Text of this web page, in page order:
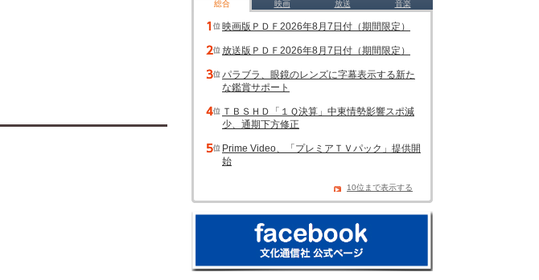
総合 映画 放送 音楽
映画版ＰＤＦ2026年8月7日付（期間限定）
放送版ＰＤＦ2026年8月7日付（期間限定）
パラブラ、眼鏡のレンズに字幕表示する新た
な鑑賞サポート
ＴＢＳＨＤ「１Ｑ決算」中東情勢影響スポ減
少、通期下方修正
Prime Video、「プレミアＴＶパック」提供開
始
10位まで表示する